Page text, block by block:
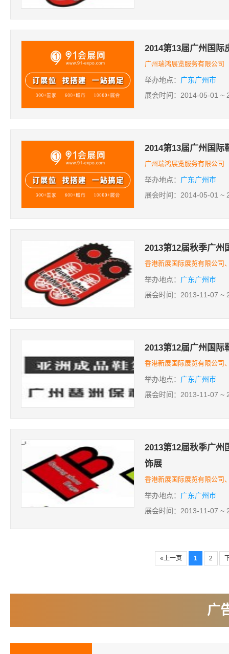
2014第13届广州国际
广州瑞鸿展览服务有限公司
举办地点： 广东广州市
展会时间：2014-05-01 ~
2014第13届广州国际
广州瑞鸿展览服务有限公司
举办地点： 广东广州市
展会时间：2014-05-01 ~
2013第12届秋季广州
香港新展国际展览有限公司
举办地点： 广东广州市
展会时间：2013-11-07 ~
2013第12届广州国际
香港新展国际展览有限公司
举办地点： 广东广州市
展会时间：2013-11-07 ~
2013第12届秋季广州
饰展
香港新展国际展览有限公司
举办地点： 广东广州市
展会时间：2013-11-07 ~
«上一页 1 2
广